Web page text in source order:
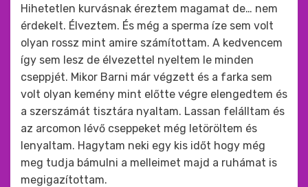
Hihetetlen kurvásnak éreztem magamat de… nem
érdekelt. Élveztem. És még a sperma íze sem volt
olyan rossz mint amire számítottam. A kedvencem
így sem lesz de élvezettel nyeltem le minden
cseppjét. Mikor Barni már végzett és a farka sem
volt olyan kemény mint előtte végre elengedtem és
a szerszámát tisztára nyaltam. Lassan felálltam és
az arcomon lévő cseppeket még letöröltem és
lenyaltam. Hagytam neki egy kis időt hogy még
meg tudja bámulni a melleimet majd a ruhámat is
megigazítottam.